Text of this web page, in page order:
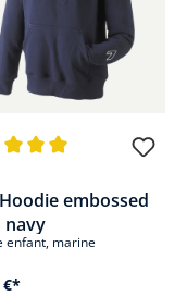
embossed
navy
enfant, marine
€*